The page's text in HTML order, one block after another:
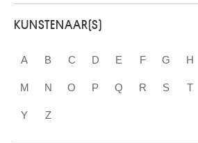
KUNSTENAAR(S)
A B C D E F G H
M N O P Q R S T
Y Z